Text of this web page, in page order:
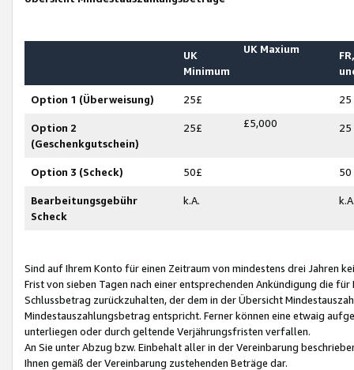
UK
Minimum
UK Maxium
Option 1 (Überweisung) 25£ 25
Option 2
(Geschenkgutschein)
25£ £5,000 25
Option 3 (Scheck) 50£ 50
Bearbeitungsgebühr
Scheck
k.A.
Sind auf Ihrem Konto für einen Zeitraum von mindestens drei Jahren
Frist von sieben Tagen nach einer entsprechenden Ankündigung die
Schlussbetrag zurückzuhalten, der dem in der Übersicht
Mindestauszahlungsbetrag entspricht. Ferner können eine etwaig
unterliegen oder durch geltende Verjährungsfristen verfallen.
An Sie unter Abzug bzw. Einbehalt aller in der Vereinbarung
Ihnen gemäß der Vereinbarung zustehenden Beträge dar.